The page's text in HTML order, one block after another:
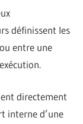
définissent les
entre une
directement
interne d’une